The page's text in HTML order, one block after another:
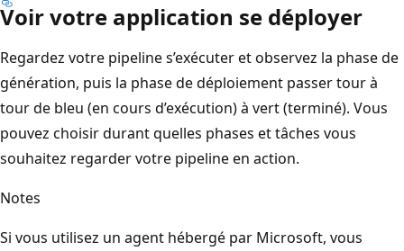
Voir votre application se déployer
Regardez votre pipeline s’exécuter et observez la phase de
génération, puis la phase de déploiement passer tour à
tour de bleu (en cours d’exécution) à vert (terminé). Vous
pouvez choisir durant quelles phases et tâches vous
souhaitez regarder votre pipeline en action.
Notes
Si vous utilisez un agent hébergé par Microsoft, vous